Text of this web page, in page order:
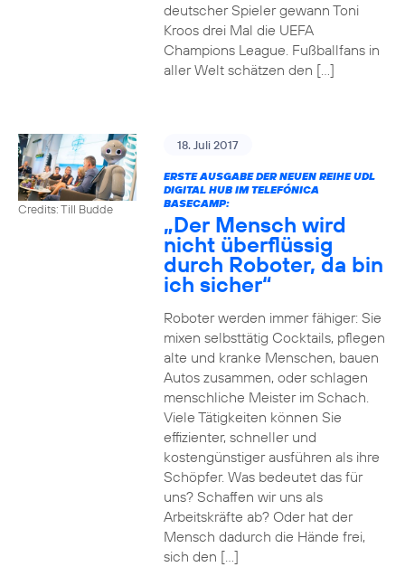
deutscher Spieler gewann Toni
Kroos drei Mal die UEFA
Champions League. Fußballfans in
aller Welt schätzen den […]
Credits: Till Budde
18. Juli 2017
ERSTE AUSGABE DER NEUEN REIHE UDL
DIGITAL HUB IM TELEFÓNICA
BASECAMP:
„Der Mensch wird
nicht überflüssig
durch Roboter, da bin
ich sicher“
Roboter werden immer fähiger: Sie
mixen selbsttätig Cocktails, pflegen
alte und kranke Menschen, bauen
Autos zusammen, oder schlagen
menschliche Meister im Schach.
Viele Tätigkeiten können Sie
effizienter, schneller und
kostengünstiger ausführen als ihre
Schöpfer. Was bedeutet das für
uns? Schaffen wir uns als
Arbeitskräfte ab? Oder hat der
Mensch dadurch die Hände frei,
sich den […]